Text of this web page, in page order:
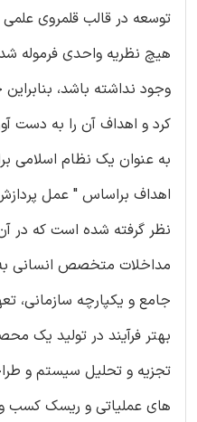
توسعه در قالب قلمروی
هیچ نظریه واحدی فرموله
وجود نداشته باشد،
به عنوان یک نظام اسلامی
نظر گرفته شده است که در
مداخلات متخصص انسانی
جامع و یکپارچه سازمانی،
بهتر فرآیند در تولید یک
تجزیه و تحلیل سیستم و
های عملیاتی و ریسک کسب و